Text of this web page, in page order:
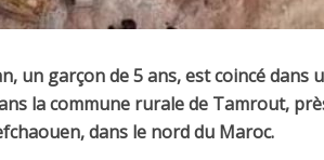
un garçon de 5 ans, est coincé dans
la commune rurale de Tamrout,
dans le nord du Maroc.